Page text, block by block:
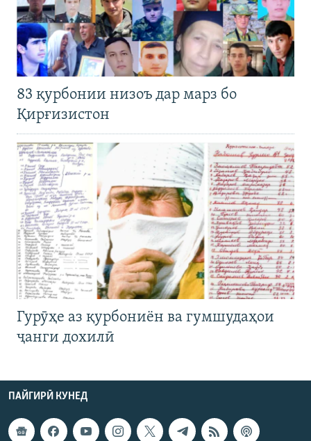
83 қурбонии низоъ дар марз бо
Қирғизистон
Гурӯҳе аз қурбониён ва гумшудаҳои
ҷанги дохилӣ
ПАЙГИРӢ КУНЕД